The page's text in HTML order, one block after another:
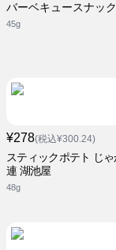
バーベキュースナック
45g
¥278(税込¥300.24)
スティックポテト じ
連 湖池屋
48g